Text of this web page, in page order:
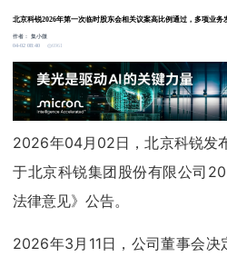
北京科锐2026年第一次临时股东会相关议案高比例通过，多项业务
作者：集小微
04-02 08:40
6961
2026年04月02日，北京科锐发
于北京科锐集团股份有限公司
法律意见》公告。
2026年3月11日，公司董事会决